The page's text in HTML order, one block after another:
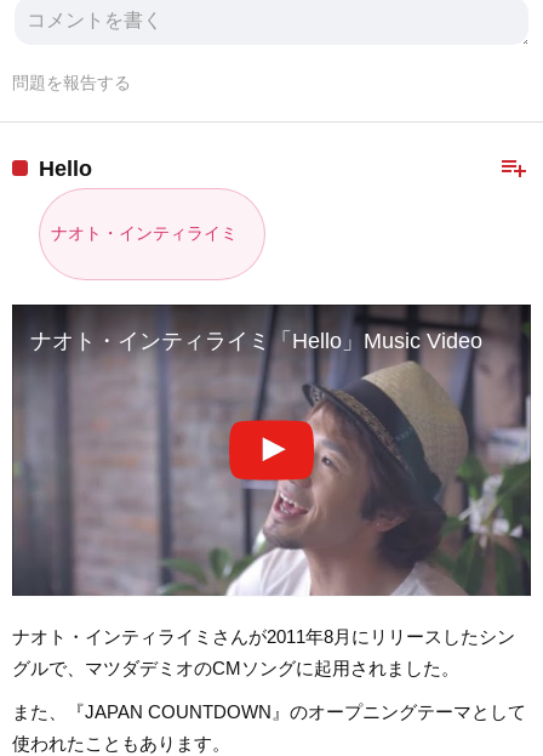
問題を報告する
playlist_add
Hello
ナオト・インティライミ
ナオト・インティライミ「Hello」Music Video
ナオト・インティライミさんが2011年8月にリリースしたシン
グルで、マツダデミオのCMソングに起用されました。
また、『JAPAN COUNTDOWN』のオープニングテーマとして
使われたこともあります。